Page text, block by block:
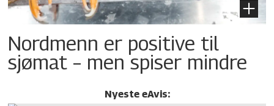
Nordmenn er positive til
sjømat – men spiser mindre
Nyeste eAvis: